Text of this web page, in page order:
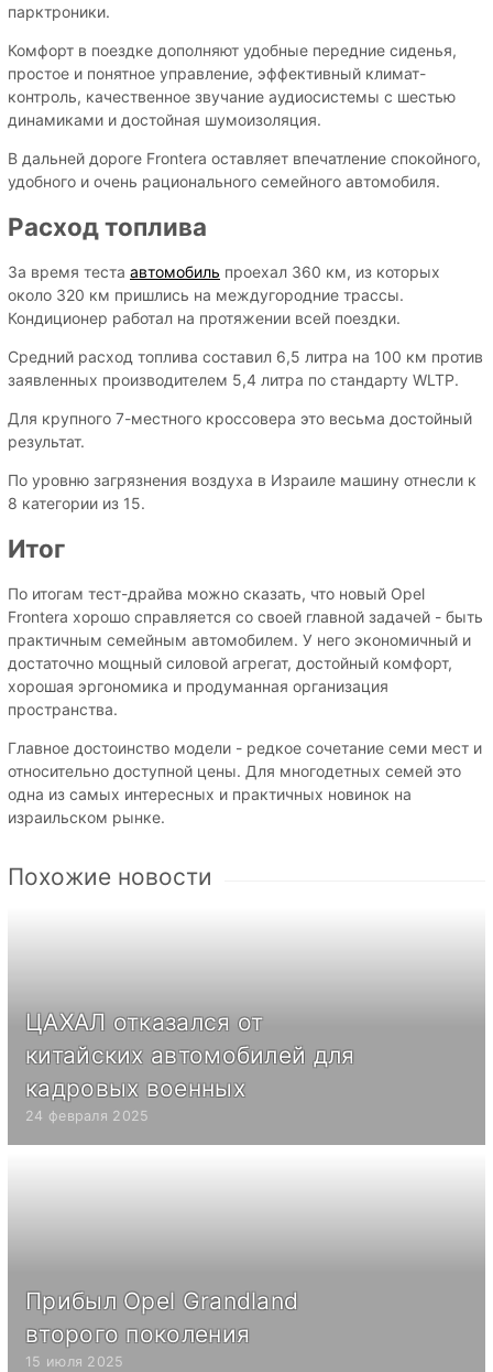
парктроники.
Комфорт в поездке дополняют удобные передние сиденья,
простое и понятное управление, эффективный климат-
контроль, качественное звучание аудиосистемы с шестью
динамиками и достойная шумоизоляция.
В дальней дороге Frontera оставляет впечатление спокойного,
удобного и очень рационального семейного автомобиля.
Расход топлива
За время теста автомобиль проехал 360 км, из которых
около 320 км пришлись на междугородние трассы.
Кондиционер работал на протяжении всей поездки.
Средний расход топлива составил 6,5 литра на 100 км против
заявленных производителем 5,4 литра по стандарту WLTP.
Для крупного 7-местного кроссовера это весьма достойный
результат.
По уровню загрязнения воздуха в Израиле машину отнесли к
8 категории из 15.
Итог
По итогам тест-драйва можно сказать, что новый Opel
Frontera хорошо справляется со своей главной задачей - быть
практичным семейным автомобилем. У него экономичный и
достаточно мощный силовой агрегат, достойный комфорт,
хорошая эргономика и продуманная организация
пространства.
Главное достоинство модели - редкое сочетание семи мест и
относительно доступной цены. Для многодетных семей это
одна из самых интересных и практичных новинок на
израильском рынке.
Похожие новости
ЦАХАЛ отказался от
китайских автомобилей для
кадровых военных
24 февраля 2025
Прибыл Opel Grandland
второго поколения
15 июля 2025